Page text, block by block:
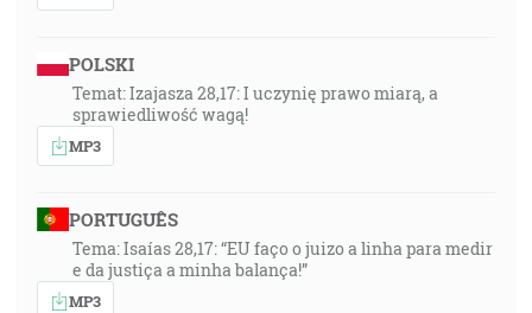
POLSKI
Temat: Izajasza 28,17: I uczynię prawo miarą, a
sprawiedliwość wagą!
MP3
PORTUGUÊS
Tema: Isaías 28,17: “EU faço o juizo a linha para medir
e da justiça a minha balança!”
MP3